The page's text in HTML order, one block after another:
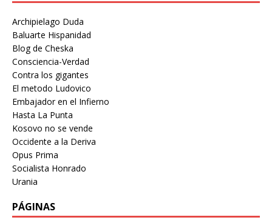
Archipielago Duda
Baluarte Hispanidad
Blog de Cheska
Consciencia-Verdad
Contra los gigantes
El metodo Ludovico
Embajador en el Infierno
Hasta La Punta
Kosovo no se vende
Occidente a la Deriva
Opus Prima
Socialista Honrado
Urania
PÁGINAS